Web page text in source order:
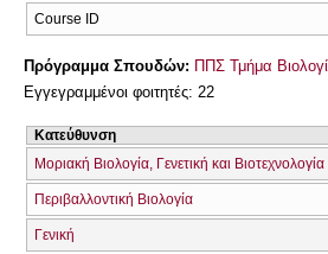
Course ID
Πρόγραμμα Σπουδών: ΠΠΣ Τμήμα
Εγγεγραμμένοι φοιτητές: 22
Κατεύθυνση
Μοριακή Βιολογία, Γενετική και Βιοτεχνολογία
Περιβαλλοντική Βιολογία
Γενική